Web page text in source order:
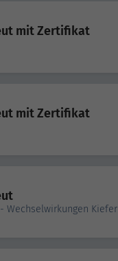
mit Zertifikat
mit Zertifikat
Wechselwirkungen Kiefer